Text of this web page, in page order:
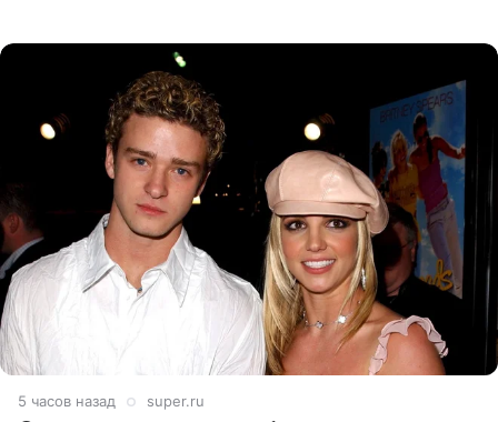
5 часов назад super.ru